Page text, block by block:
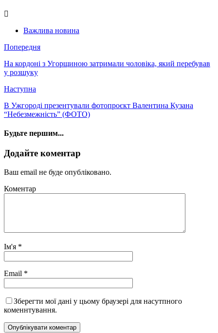
Важлива новина
Попередня
На кордоні з Угорщиною затримали чоловіка, який перебував
у розшуку
Наступна
В Ужгороді презентували фотопроєкт Валентина Кузана
“Небезмежність” (ФОТО)
Будьте першим...
Додайте коментар
Ваш email не буде опубліковано.
Коментар
Ім'я *
Email *
Зберегти мої дані у цьому браузері для насутпного
коменнтування.